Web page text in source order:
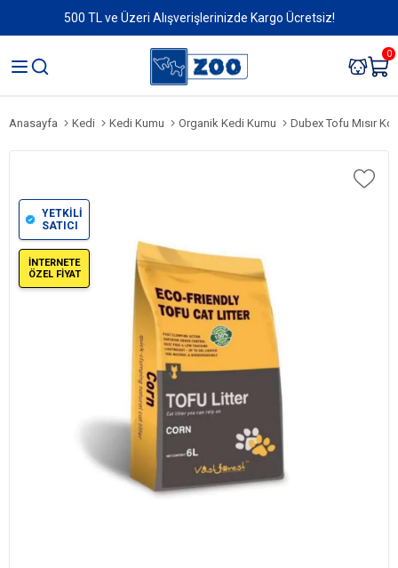
500 TL ve Üzeri Alışverişlerinizde Kargo Ücretsiz!
0
Anasayfa Kedi Kedi Kumu Organik Kedi Kumu Dubex Tofu Mısır
YETKİLİ
SATICI
İNTERNETE
ÖZEL FİYAT